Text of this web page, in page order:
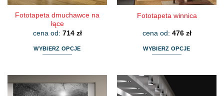
Fototapeta dmuchawce na
łące
cena od: 714 zł
WYBIERZ OPCJE
ma
wiele
Fototapeta winnica
cena od: 476 zł
WYBIERZ OPCJE
ma
wiele